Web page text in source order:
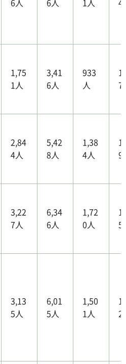
6人 6人 1人 4
1,75
1人
3,41
6人
933
人
7
2,84
4人
5,42
8人
1,38
4人
9
3,22
7人
6,34
6人
1,72
0人
5
3,13
5人
6,01
5人
1,50
1人
2